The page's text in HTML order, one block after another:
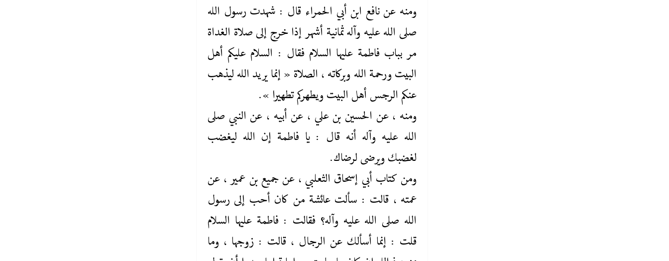
ومنه عن نافع ابن أبي الحمراء قال : شهدت رسول الله
صلى ‌الله ‌عليه‌ وآله ثمانية أشهر إذا خرج إلى صلاة الغداة
مر بباب فاطمة عليها ‌السلام فقال : السلام عليكم أهل
البيت ورحمة الله وبركاته ، الصلاة « إنما يريد الله ليذهب
عنكم الرجس أهل البيت ويطهركم تطهيرا ».
ومنه ، عن الحسين بن علي ، عن أبيه ، عن النبي صلى
‌الله ‌عليه‌ وآله أنه قال : يا فاطمة إن الله ليغضب
لغضبك ويرضى لرضاك.
ومن كتاب أبي إسحاق الثعلبي ، عن جميع بن عمير ، عن
عمته ، قالت : سألت عائشة من كان أحب إلى رسول
الله صلى ‌الله ‌عليه‌ وآله؟ فقالت : فاطمة عليها ‌السلام
قلت : إنما أسألك عن الرجال ، قالت : زوجها ، وما